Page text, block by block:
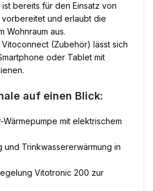
bereits für den Einsatz von
und erlaubt die
Wohnraum aus.
(Zubehör) lässt sich
oder Tablet mit
auf einen Blick:
mit elektrischem
und Trinkwassererwärmung in
Vitotronic 200 zur